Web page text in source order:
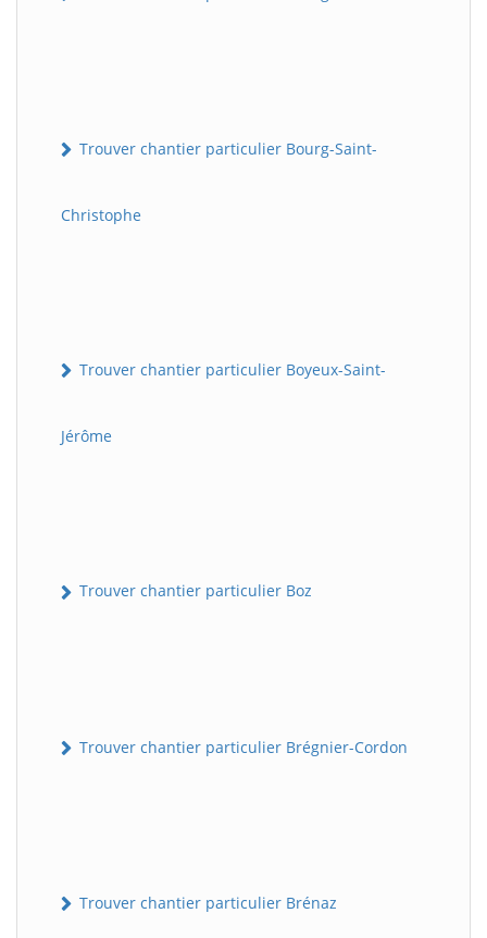
Trouver chantier particulier Bourg-Saint-
Christophe
Trouver chantier particulier Boyeux-Saint-
Jérôme
Trouver chantier particulier Boz
Trouver chantier particulier Brégnier-Cordon
Trouver chantier particulier Brénaz